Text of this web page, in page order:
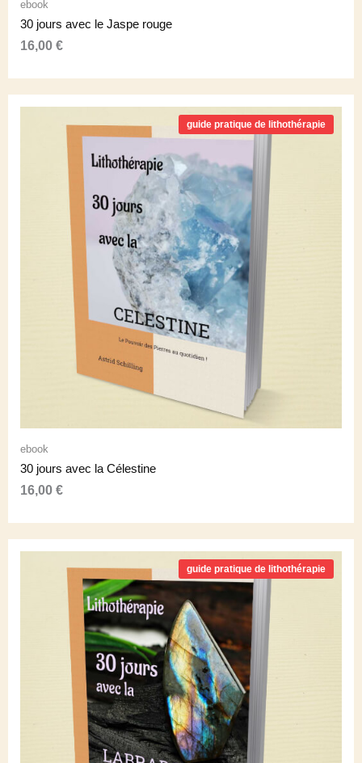
ebook
30 jours avec le Jaspe rouge
16,00 €
guide pratique de lithothérapie
ebook
30 jours avec la Célestine
16,00 €
guide pratique de lithothérapie